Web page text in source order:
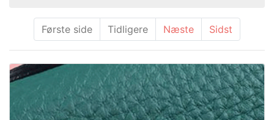
Første side Tidligere Næste Sidst